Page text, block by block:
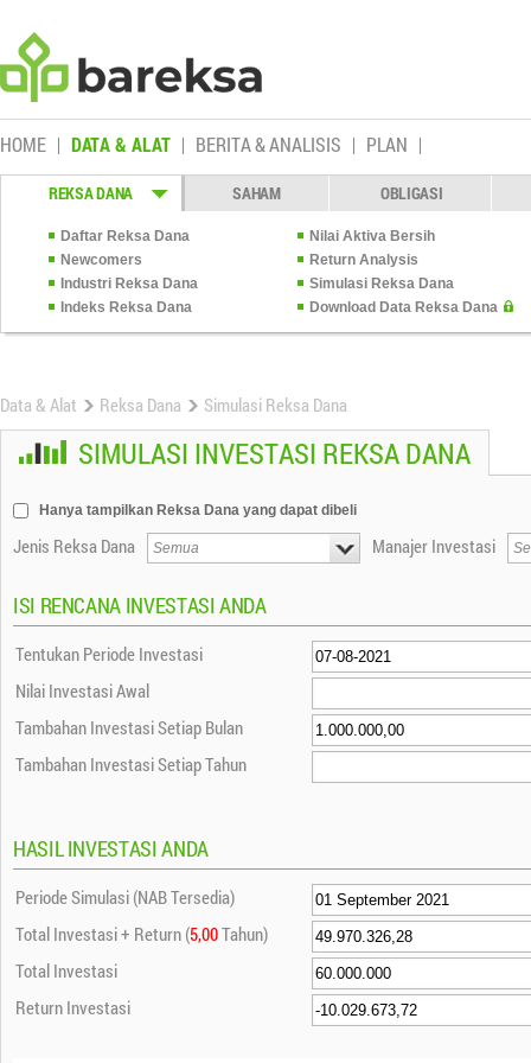
HOME DATA & ALAT BERITA & ANALISIS PLAN
REKSA DANA SAHAM OBLIGASI
Daftar Reksa Dana
Nilai Aktiva Bersih
Newcomers
Return Analysis
Industri Reksa Dana
Simulasi Reksa Dana
Indeks Reksa Dana
Download Data Reksa Dana
Data & Alat Reksa Dana Simulasi Reksa Dana
SIMULASI INVESTASI REKSA DANA
Hanya tampilkan Reksa Dana yang dapat dibeli
Jenis Reksa Dana Manajer Investasi
ISI RENCANA INVESTASI ANDA
Tentukan Periode Investasi
Nilai Investasi Awal
Tambahan Investasi Setiap Bulan
Tambahan Investasi Setiap Tahun
HASIL INVESTASI ANDA
Periode Simulasi (NAB Tersedia)
Total Investasi + Return (5,00Tahun)
Total Investasi
Return Investasi